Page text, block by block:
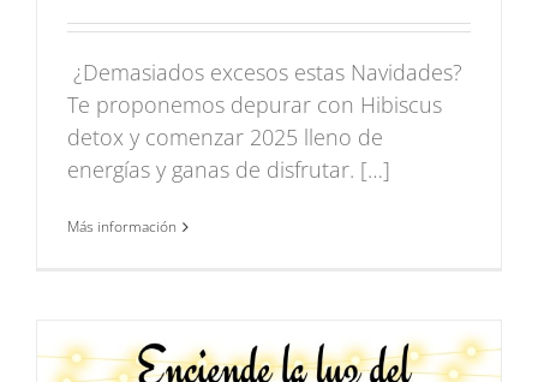
¿Demasiados excesos estas Navidades?
Te proponemos depurar con Hibiscus
detox y comenzar 2025 lleno de
energías y ganas de disfrutar. […]
Más información